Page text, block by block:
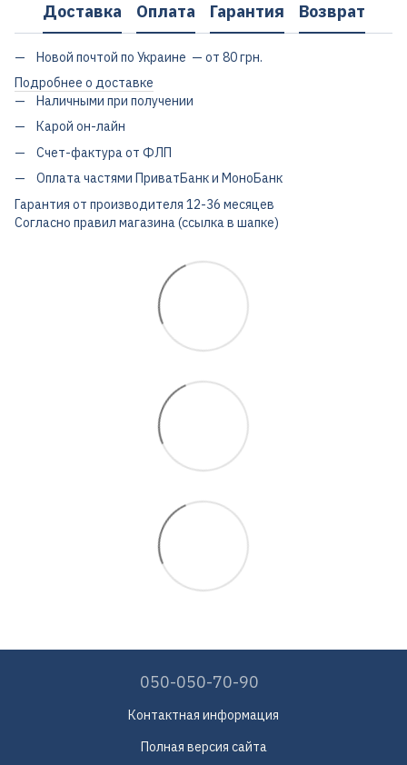
Доставка Оплата Гарантия Возврат
Новой почтой по Украине — от 80 грн.
Подробнее о доставке
Наличными при получении
Карой он-лайн
Счет-фактура от ФЛП
Оплата частями ПриватБанк и МоноБанк
Гарантия от производителя 12-36 месяцев
Согласно правил магазина (ссылка в шапке)
050-050-70-90
Контактная информация
Полная версия сайта